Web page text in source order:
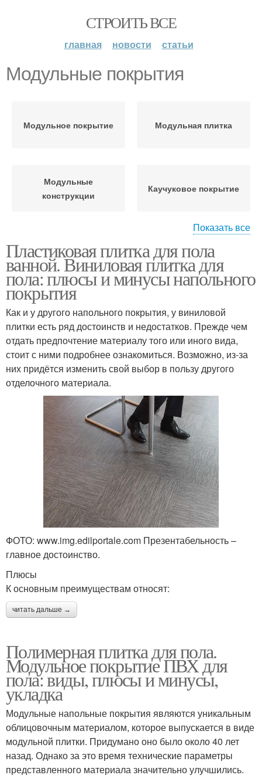
СТРОИТЬ ВСЕ
главная новости статьи
Модульные покрытия
Модульное покрытие Модульная плитка
Модульные
конструкции
Каучуковое покрытие
Защитные покрытия Защитное покрытие
Рулонные покрытия Плиточные покрытия
Спортивное покрытие
Покрытия из резиновой
крошки
Резиновые покрытия
Покрытия для улицы Рулонное покрытие
Покрытия для
спортивных площадок
Покрытие для
Травмобезопасные
покрытия
Покрытия для детских
площадок
Показать все
Пластиковая плитка для пола
ванной. Виниловая плитка для
пола: плюсы и минусы напольного
покрытия
Как и у другого напольного покрытия, у виниловой
плитки есть ряд достоинств и недостатков. Прежде чем
отдать предпочтение материалу того или иного вида,
стоит с ними подробнее ознакомиться. Возможно, из-за
них придётся изменить свой выбор в пользу другого
отделочного материала.
ФОТО: www.img.edilportale.com Презентабельность –
главное достоинство.
Плюсы
К основным преимуществам относят:
читать дальше →
Полимерная плитка для пола.
Модульное покрытие ПВХ для
пола: виды, плюсы и минусы,
укладка
Модульные напольные покрытия являются уникальным
облицовочным материалом, которое выпускается в виде
модульной плитки. Придумано оно было около 40 лет
назад. Однако за это время технические параметры
представленного материала значительно улучшились.